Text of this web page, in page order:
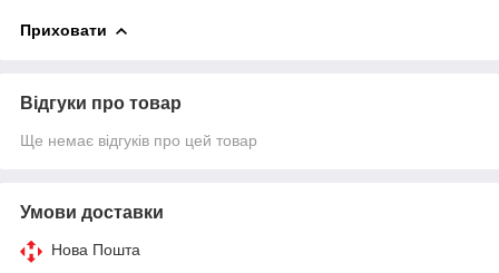
Приховати
Відгуки про товар
Ще немає відгуків про цей товар
Умови доставки
Нова Пошта